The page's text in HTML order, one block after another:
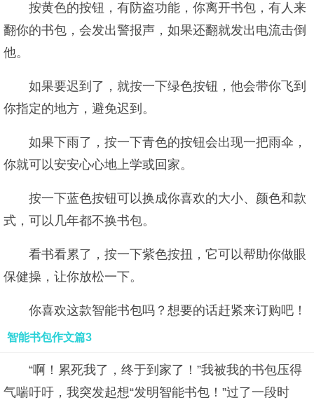
按黄色的按钮，有防盗功能，你离开书包，有人来
翻你的书包，会发出警报声，如果还翻就发出电流击倒
他。
如果要迟到了，就按一下绿色按钮，他会带你飞到
你指定的地方，避免迟到。
如果下雨了，按一下青色的按钮会出现一把雨伞，
你就可以安安心心地上学或回家。
按一下蓝色按钮可以换成你喜欢的大小、颜色和款
式，可以几年都不换书包。
看书看累了，按一下紫色按扭，它可以帮助你做眼
保健操，让你放松一下。
你喜欢这款智能书包吗？想要的话赶紧来订购吧！
智能书包作文篇3
“啊！累死我了，终于到家了！”我被我的书包压得
气喘吁吁，我突发起想“发明智能书包！”过了一段时